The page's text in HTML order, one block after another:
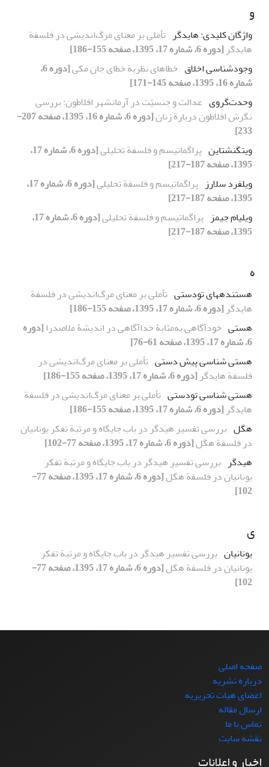
و
واژگان کلیدی: هایدگر تأملی بر معنای مرگ‌اندیشی در فلسفة
هایدگر [دوره 6، شماره 17، 1395، صفحه 155-186]
وجود‌شناسی اخلاق خطاهای نظریة خطای جان مکی
[دوره 6،
شماره 16، 1395، صفحه 145-171]
وحدت‌گروی عدالت و جنسیّت در آرمانشهر افلاطون: بررسی
نگرش افلاطون دربارة زنان
[دوره 6، شماره 16، 1395، صفحه 207-
233]
ویتگنشتاین پراگماتیسم و فلسفة تحلیلی
[دوره 6، شماره 17،
1395، صفحه 187-217]
ویلفرد سلارز پراگماتیسم و فلسفة تحلیلی
[دوره 6، شماره 17،
1395، صفحه 187-217]
ویلیام جیمز پراگماتیسم و فلسفة تحلیلی
[دوره 6، شماره 17،
1395، صفحه 187-217]
ه
هستندههای تودستی تأملی بر معنای مرگ‌اندیشی در فلسفة
هایدگر [دوره 6، شماره 17، 1395، صفحه 155-186]
هستی خودآگاهی به‌مثابۀ خداآگاهی در اندیشۀ ملاصدرا[دوره
6، شماره 17، 1395، صفحه 61-76]
هستی شناسی پیش دستی تأملی بر معنای مرگ‌اندیشی در
فلسفة هایدگر [دوره 6، شماره 17، 1395، صفحه 155-186]
هستی شناسی تودستی تأملی بر معنای مرگ‌اندیشی در فلسفة
هایدگر [دوره 6، شماره 17، 1395، صفحه 155-186]
هگل بررسی تفسیر هیدگر در باب جایگاه و مرتبة تفکر یونانیان
در فلسفة هگل[دوره 6، شماره 17، 1395، صفحه 77-102]
هیدگر بررسی تفسیر هیدگر در باب جایگاه و مرتبة تفکر
یونانیان در فلسفة هگل
[دوره 6، شماره 17، 1395، صفحه 77-
102]
ی
یونانیان بررسی تفسیر هیدگر در باب جایگاه و مرتبة تفکر
یونانیان در فلسفة هگل
[دوره 6، شماره 17، 1395، صفحه 77-
102]
صفحه اصلی
درباره نشریه
اعضای هیات تحریریه
ارسال مقاله
تماس با ما
نقشه سایت
اخبار و اعلانات